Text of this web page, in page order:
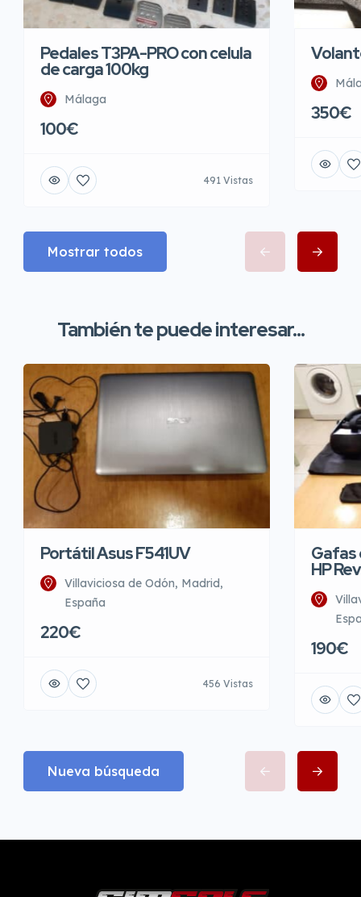
Pedales T3PA-PRO con celula
de carga 100kg
Málaga
100€
491 Vistas
350€
Mostrar todos
También te puede interesar...
Portátil Asus F541UV
Villaviciosa de Odón, Madrid,
España
220€
456 Vistas
Gafas
HP
190€
Nueva búsqueda